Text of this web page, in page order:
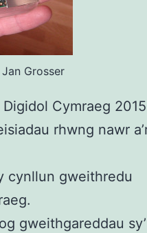
Grosser
Cymraeg
rhwng nawr
cynllun gweithredu
gweithgareddau